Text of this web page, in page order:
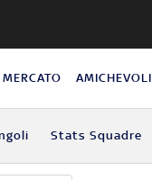
MERCATO AMICHEVOLI
Stats Squadre